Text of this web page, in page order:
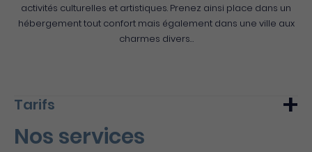
activités culturelles et artistiques. Prenez ainsi place dans un
hébergement tout confort mais également dans une ville aux
charmes divers…
Tarifs
Nos services